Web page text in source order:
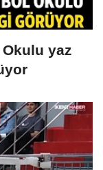
yaz